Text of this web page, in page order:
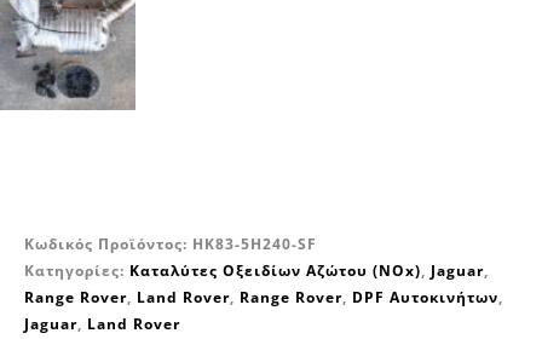
Κωδικός Προϊόντος: HK83-5H240-SF
Κατηγορίες: Καταλύτες Οξειδίων Αζώτου (NOx), Jaguar,
Range Rover, Land Rover, Range Rover, DPF Αυτοκινήτων,
Jaguar, Land Rover